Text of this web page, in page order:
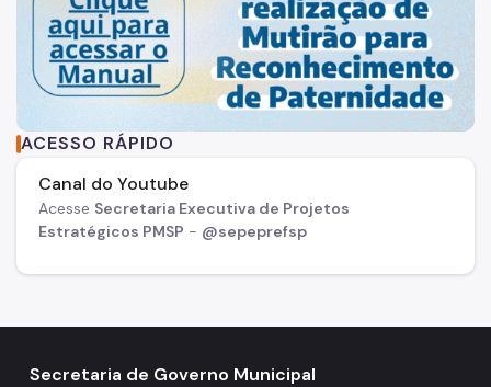
ACESSO RÁPIDO
Canal do Youtube
Acesse Secretaria Executiva de Projetos
Estratégicos PMSP - @sepeprefsp
Secretaria de Governo Municipal